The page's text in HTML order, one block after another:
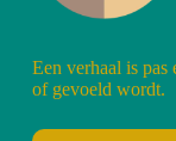
Een verhaal is pas
of gevoeld wordt.